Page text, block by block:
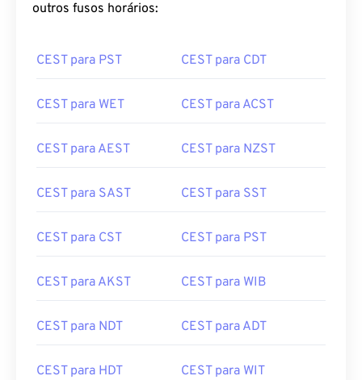
outros fusos horários:
CEST para PST CEST para CDT
CEST para WET CEST para ACST
CEST para AEST CEST para NZST
CEST para SAST CEST para SST
CEST para CST CEST para PST
CEST para AKST CEST para WIB
CEST para NDT CEST para ADT
CEST para HDT CEST para WIT